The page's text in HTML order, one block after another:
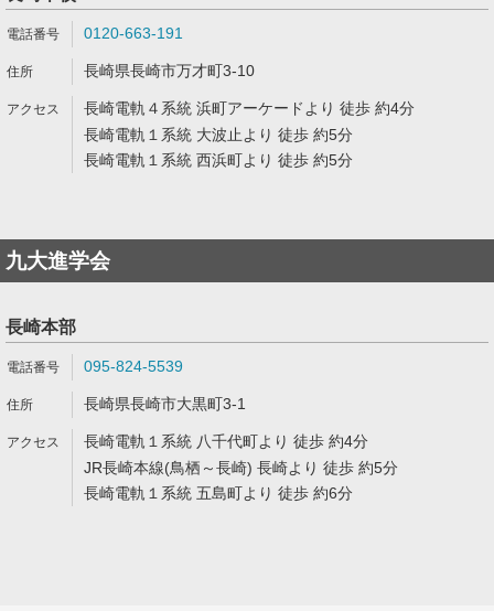
0120-663-191
長崎県長崎市万才町3-10
長崎電軌４系統 浜町アーケードより 徒歩 約4分
長崎電軌１系統 大波止より 徒歩 約5分
長崎電軌１系統 西浜町より 徒歩 約5分
九大進学会
長崎本部
095-824-5539
長崎県長崎市大黒町3-1
長崎電軌１系統 八千代町より 徒歩 約4分
JR長崎本線(鳥栖～長崎) 長崎より 徒歩 約5分
長崎電軌１系統 五島町より 徒歩 約6分